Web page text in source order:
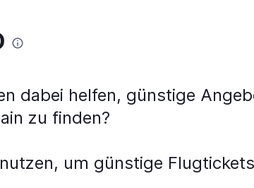
dabei helfen, günstige
zu finden?
um günstige